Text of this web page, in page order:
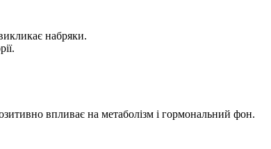
набряки.
впливає на метаболізм і гормональний фон.